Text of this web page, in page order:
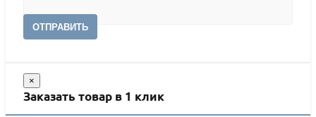
ОТПРАВИТЬ
×
Заказать товар в 1 клик